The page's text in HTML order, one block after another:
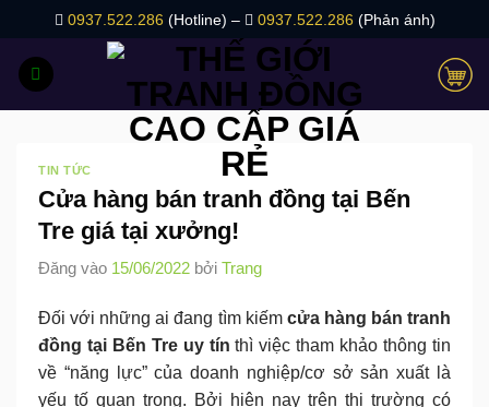
nội
dung
0937.522.286 (Hotline) – 0937.522.286 (Phản ánh)
TIN TỨC
Cửa hàng bán tranh đồng tại Bến
Tre giá tại xưởng!
Đăng vào 15/06/2022 bởi Trang
Đối với những ai đang tìm kiếm cửa hàng bán tranh
đồng tại Bến Tre uy tín thì việc tham khảo thông tin
về “năng lực” của doanh nghiệp/cơ sở sản xuất là
yếu tố quan trọng. Bởi hiện nay trên thị trường có